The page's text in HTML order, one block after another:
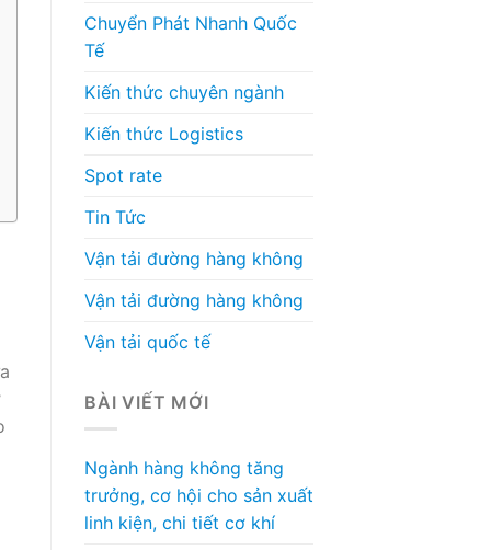
Chuyển Phát Nhanh Quốc
Tế
Kiến thức chuyên ngành
Kiến thức Logistics
Spot rate
Tin Tức
Vận tải đường hàng không
Vận tải đường hàng không
Vận tải quốc tế
BÀI VIẾT MỚI
Ngành hàng không tăng
trưởng, cơ hội cho sản xuất
linh kiện, chi tiết cơ khí